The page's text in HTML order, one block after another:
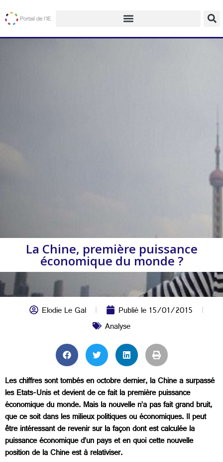
La Chine, première puissance
économique du monde ?
Elodie Le Gal Publié le15/01/2015
Analyse
Les chiffres sont tombés en octobre dernier, la Chine a surpassé
les Etats-Unis et devient de ce fait la première puissance
économique du monde. Mais la nouvelle n’a pas fait grand bruit,
que ce soit dans les milieux politiques ou économiques. Il peut
être intéressant de revenir sur la façon dont est calculée la
puissance économique d’un pays et en quoi cette nouvelle
position de la Chine est à relativiser.